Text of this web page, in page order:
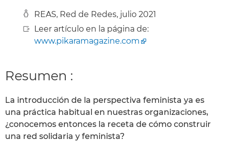
REAS, Red de Redes, julio 2021
Leer artículo en la página de:
www.pikaramagazine.com
Resumen :
La introducción de la perspectiva feminista ya es
una práctica habitual en nuestras organizaciones,
¿conocemos entonces la receta de cómo construir
una red solidaria y feminista?